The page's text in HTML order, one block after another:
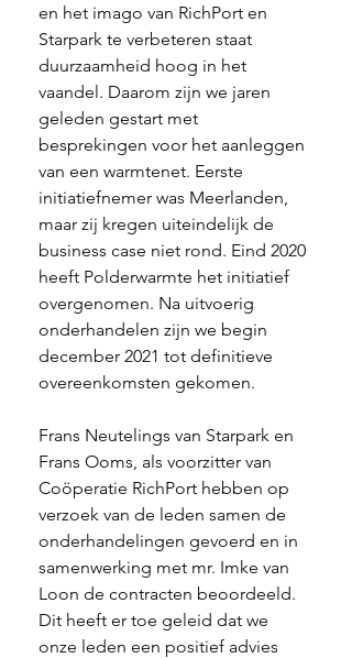
en het imago van RichPort en
Starpark te verbeteren staat
duurzaamheid hoog in het
vaandel. Daarom zijn we jaren
geleden gestart met
besprekingen voor het aanleggen
van een warmtenet. Eerste
initiatiefnemer was Meerlanden,
maar zij kregen uiteindelijk de
business case niet rond. Eind 2020
heeft Polderwarmte het initiatief
overgenomen. Na uitvoerig
onderhandelen zijn we begin
december 2021 tot definitieve
overeenkomsten gekomen.
Frans Neutelings van Starpark en
Frans Ooms, als voorzitter van
Coöperatie RichPort hebben op
verzoek van de leden samen de
onderhandelingen gevoerd en in
samenwerking met mr. Imke van
Loon de contracten beoordeeld.
Dit heeft er toe geleid dat we
onze leden een positief advies